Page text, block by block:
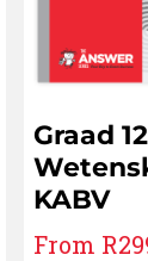
Graad
KABV
From R